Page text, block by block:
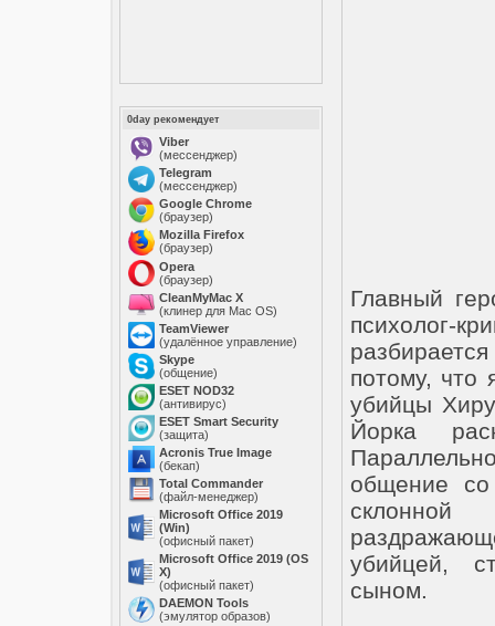
0day рекомендует
Viber
(мессенджер)
Telegram
(мессенджер)
Google Chrome
(браузер)
Mozilla Firefox
(браузер)
Opera
(браузер)
CleanMyMac X
(клинер для Mac OS)
TeamViewer
(удалённое управление)
Skype
(общение)
ESET NOD32
(антивирус)
ESET Smart Security
(защита)
Acronis True Image
(бекап)
Total Commander
(файл-менеджер)
Microsoft Office 2019
(Win)
(офисный пакет)
Microsoft Office 2019 (OS
X)
(офисный пакет)
DAEMON Tools
(эмулятор образов)
Главный
психолог-
потому, что
убийцы
Йорка
общение со
убийцей,
сыном.